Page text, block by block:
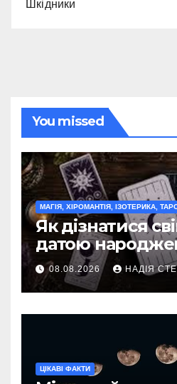
Шкідники
You missed
МАГІЯ, ХІРОМАНТІЯ, ІЗОТЕРИКА,
Як дізнатися
датою
повний гід
08.08.2026 НАДІЯ
ЦІКАВІ ФАКТИ